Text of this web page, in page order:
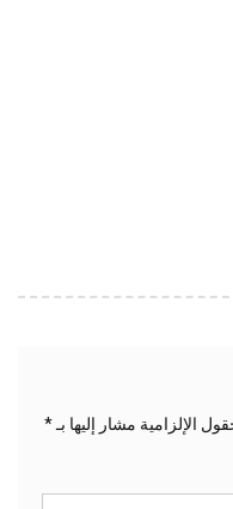
الإلزامية مشار إليها بـ*